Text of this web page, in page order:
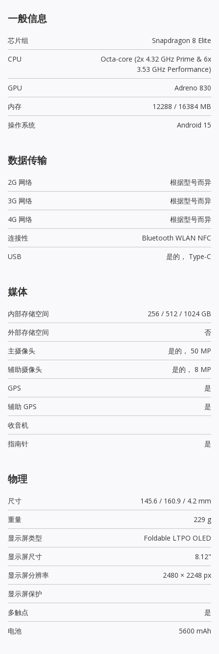
一般信息
芯片组
Snapdragon 8 Elite
CPU
Octa-core (2x 4.32 GHz Prime & 6x
3.53 GHz Performance)
GPU
Adreno 830
内存
12288 / 16384 MB
操作系统
Android 15
数据传输
2G 网络
根据型号而异
3G 网络
根据型号而异
4G 网络
根据型号而异
连接性
Bluetooth WLAN NFC
USB
是的， Type-C
媒体
内部存储空间
256 / 512 / 1024 GB
外部存储空间
否
主摄像头
是的， 50 MP
辅助摄像头
是的， 8 MP
GPS
是
辅助 GPS
是
收音机
指南针
是
物理
尺寸
145.6 / 160.9 / 4.2 mm
重量
229 g
显示屏类型
Foldable LTPO OLED
显示屏尺寸
8.12"
显示屏分辨率
2480 × 2248 px
显示屏保护
多触点
是
电池
5600 mAh